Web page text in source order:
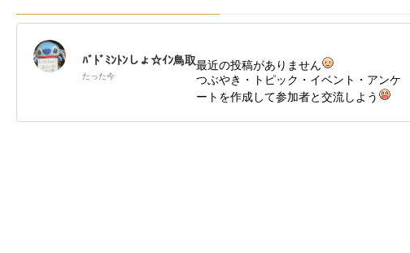
ﾊﾞﾄﾞﾐﾝﾄﾝしょ☆ｲﾝ鳥取
たった今
最近の投稿がありません
つぶやき・トピック・イベント・アンケ
ートを作成して参加者と交流しよう